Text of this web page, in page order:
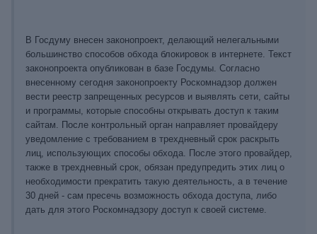
В Госдуму внесен законопроект, делающий нелегальными
большинство способов обхода блокировок в интернете. Текст
законопроекта опубликован в базе Госдумы. Согласно
внесенному сегодня законопроекту Роскомнадзор должен
вести реестр запрещенных ресурсов и выявлять сети, сайты
и программы, которые способны открывать доступ к таким
сайтам. После контрольный орган направляет провайдеру
уведомление с требованием в трехдневный срок раскрыть
лиц, использующих способы обхода. После этого провайдер,
также в трехдневный срок, обязан предупредить этих лиц о
необходимости прекратить такую деятельность, а в течение
30 дней - сам пресечь возможность обхода доступа, либо
дать для этого Роскомнадзору доступ к своей системе.